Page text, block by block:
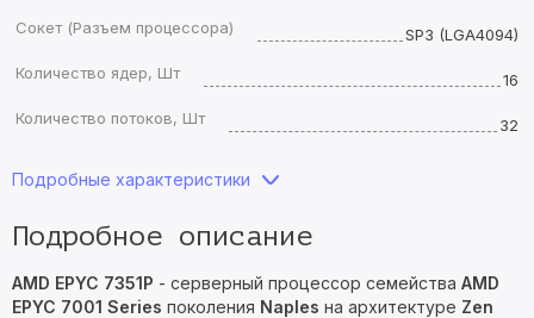
Сокет (Разъем процессора)
SP3 (LGA4094)
Количество ядер, Шт
16
Количество потоков, Шт
32
Подробные характеристики
Подробное описание
AMD EPYC 7351P - серверный процессор семейства AMD
EPYC 7001 Series поколения Naples на архитектуре Zen